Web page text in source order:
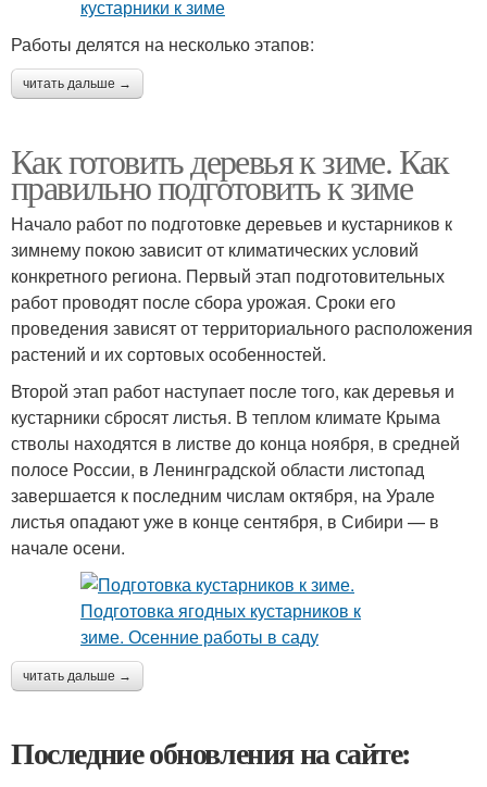
Работы делятся на несколько этапов:
читать дальше →
Как готовить деревья к зиме. Как
правильно подготовить к зиме
Начало работ по подготовке деревьев и кустарников к
зимнему покою зависит от климатических условий
конкретного региона. Первый этап подготовительных
работ проводят после сбора урожая. Сроки его
проведения зависят от территориального расположения
растений и их сортовых особенностей.
Второй этап работ наступает после того, как деревья и
кустарники сбросят листья. В теплом климате Крыма
стволы находятся в листве до конца ноября, в средней
полосе России, в Ленинградской области листопад
завершается к последним числам октября, на Урале
листья опадают уже в конце сентября, в Сибири — в
начале осени.
читать дальше →
Последние обновления на сайте: